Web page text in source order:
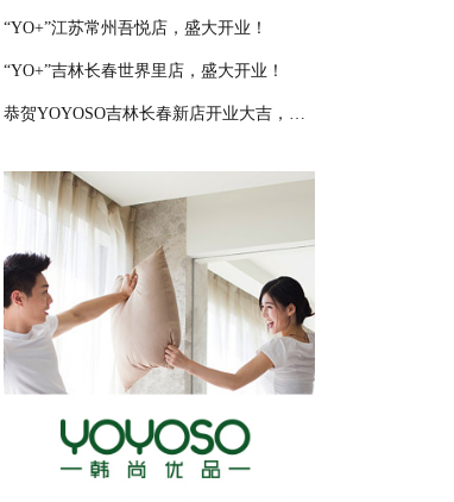
“YO+”江苏常州吾悦店，盛大开业！
“YO+”吉林长春世界里店，盛大开业！
恭贺YOYOSO吉林长春新店开业大吉，大卖特卖